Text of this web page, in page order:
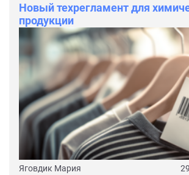
Новый техрегламент для
продукции
Яговдик Мария